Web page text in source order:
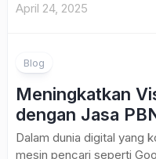
April 24, 2025
Blog
Meningkatkan
dengan Jasa
Dalam dunia digital yang
mesin pencari seperti